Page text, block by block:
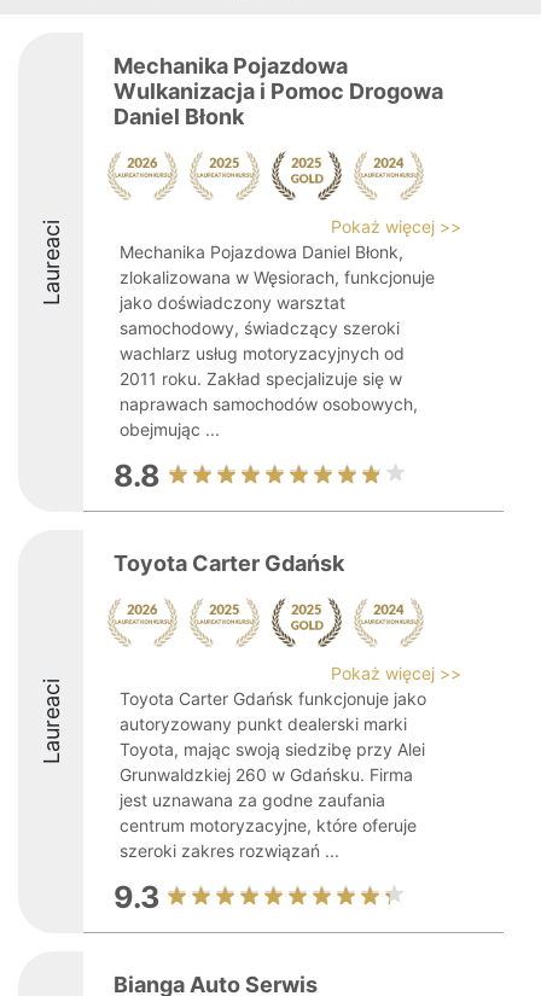
Laureaci
Mechanika Pojazdowa
Wulkanizacja i Pomoc Drogowa
Daniel Błonk
Pokaż więcej >>
Mechanika Pojazdowa Daniel Błonk,
zlokalizowana w Węsiorach, funkcjonuje
jako doświadczony warsztat
samochodowy, świadczący szeroki
wachlarz usług motoryzacyjnych od
2011 roku. Zakład specjalizuje się w
naprawach samochodów osobowych,
obejmując ...
8.8
Laureaci
Toyota Carter Gdańsk
Pokaż więcej >>
Toyota Carter Gdańsk funkcjonuje jako
autoryzowany punkt dealerski marki
Toyota, mając swoją siedzibę przy Alei
Grunwaldzkiej 260 w Gdańsku. Firma
jest uznawana za godne zaufania
centrum motoryzacyjne, które oferuje
szeroki zakres rozwiązań ...
9.3
Bianga Auto Serwis